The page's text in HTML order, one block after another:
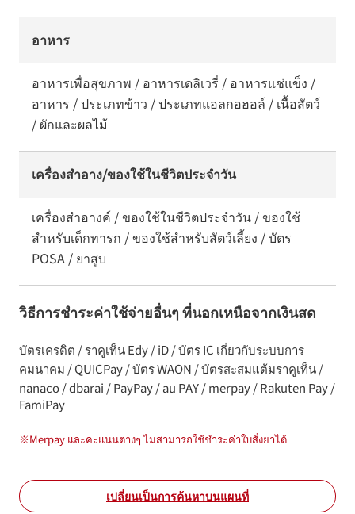
อาหาร
อาหารเพื่อสุขภาพ / อาหารเดลิเวรี่ / อาหารแช่แข็ง /
อาหาร / ประเภทข้าว / ประเภทแอลกอฮอล์ / เนื้อสัตว์
/ ผักและผลไม้
เครื่องสำอาง/ของใช้ในชีวิตประจำวัน
เครื่องสำอางค์ / ของใช้ในชีวิตประจำวัน / ของใช้
สำหรับเด็กทารก / ของใช้สำหรับสัตว์เลี้ยง / บัตร
POSA / ยาสูบ
วิธีการชำระค่าใช้จ่ายอื่นๆ ที่นอกเหนือจากเงินสด
บัตรเครดิต / ราคูเท็น Edy / iD / บัตร IC เกี่ยวกับระบบการ
คมนาคม / QUICPay / บัตร WAON / บัตรสะสมแต้มราคูเท็น /
nanaco / dbarai / PayPay / au PAY / merpay / Rakuten Pay /
FamiPay
※Merpay และคะแนนต่างๆ ไม่สามารถใช้ชำระค่าใบสั่งยาได้
เปลี่ยนเป็นการค้นหาบนแผนที่